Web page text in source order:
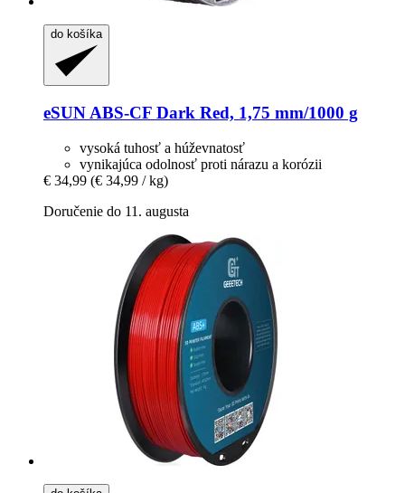
do košíka
eSUN ABS-​CF Dark Red, 1,75 mm/1000 g
vysoká tuhosť a húževnatosť
vynikajúca odolnosť proti nárazu a korózii
€ 34,99 (€ 34,99 / kg)
Doručenie do 11. augusta